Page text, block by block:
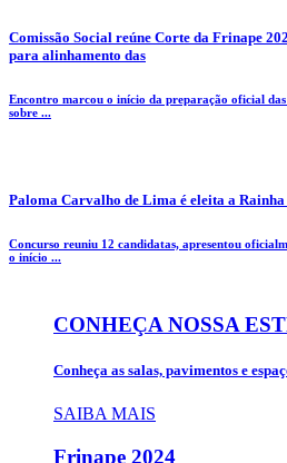
Comissão Social reúne Corte da Frinape
para alinhamento das
Encontro marcou o início da preparação oficial
sobre ...
Paloma Carvalho de Lima é eleita a
Concurso reuniu 12 candidatas, apresentou
o início ...
CONHEÇA NOSSA
Conheça as salas, pavimentos e
SAIBA MAIS
Frinape 2024